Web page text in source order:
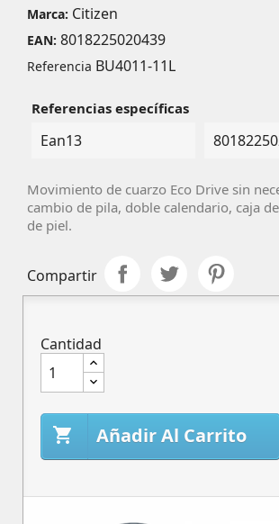
Marca: Citizen
EAN: 8018225020439
Referencia BU4011-11L
Referencias específicas
Ean13
Movimiento de cuarzo Eco Drive sin
cambio de pila, doble calendario, caja
de piel.
Compartir
Cantidad
 Añadir Al Carrito